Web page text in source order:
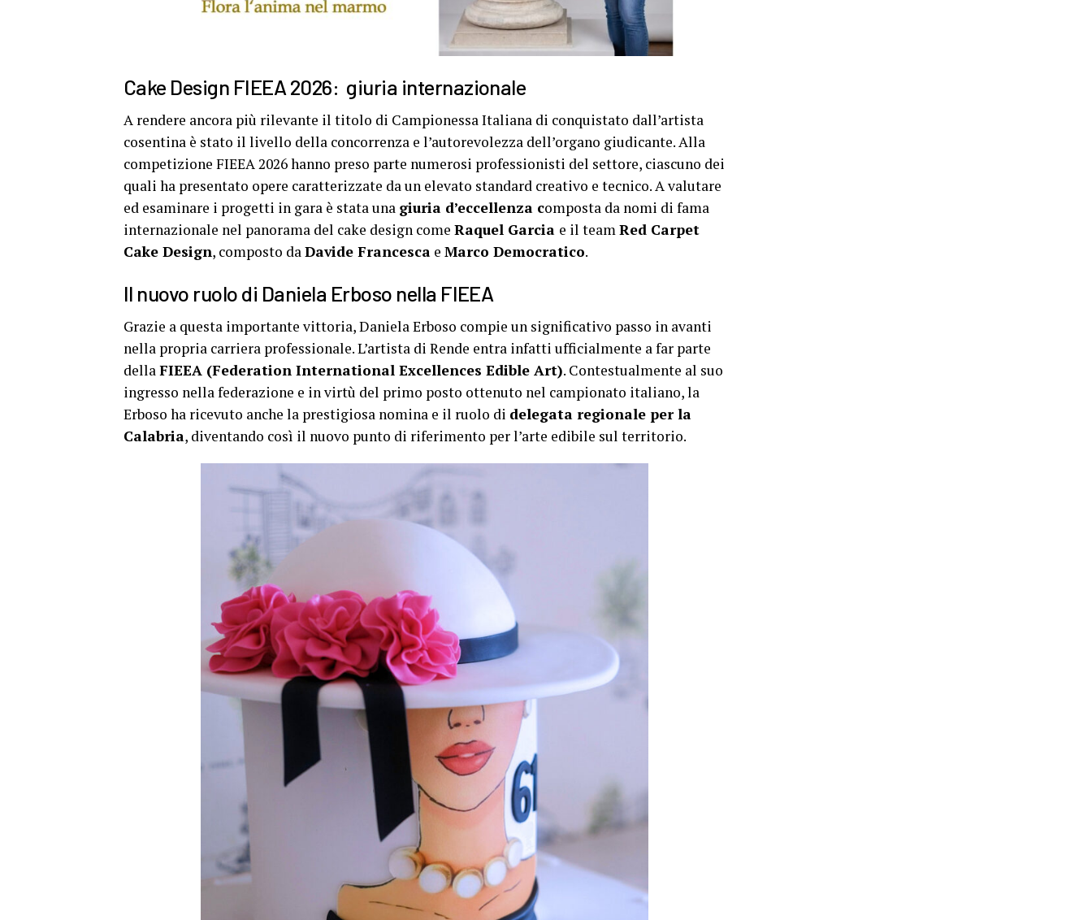
Cake Design FIEEA 2026: giuria internazionale
A rendere ancora più rilevante il titolo di Campionessa Italiana di conquistato dall’artista
cosentina è stato il livello della concorrenza e l’autorevolezza dell’organo giudicante. Alla
competizione FIEEA 2026 hanno preso parte numerosi professionisti del settore, ciascuno dei
quali ha presentato opere caratterizzate da un elevato standard creativo e tecnico. A valutare
ed esaminare i progetti in gara è stata una giuria d’eccellenza composta da nomi di fama
internazionale nel panorama del cake design come Raquel Garcia e il teamRed Carpet
Cake Design, composto daDavide Francesca e Marco Democratico.
Il nuovo ruolo di Daniela Erboso nella FIEEA
Grazie a questa importante vittoria, Daniela Erboso compie un significativo passo in avanti
nella propria carriera professionale. L’artista di Rende entra infatti ufficialmente a far parte
dellaFIEEA (Federation International Excellences Edible Art). Contestualmente al suo
ingresso nella federazione e in virtù del primo posto ottenuto nel campionato italiano, la
Erboso ha ricevuto anche la prestigiosa nomina e il ruolo di delegata regionale per la
Calabria, diventando così il nuovo punto di riferimento per l’arte edibile sul territorio.